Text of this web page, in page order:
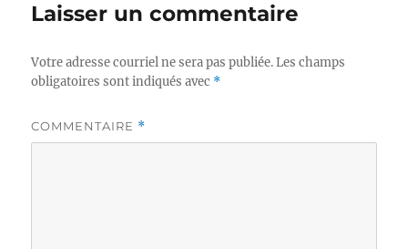
Laisser un commentaire
Votre adresse courriel ne sera pas publiée. Les champs
obligatoires sont indiqués avec *
COMMENTAIRE *